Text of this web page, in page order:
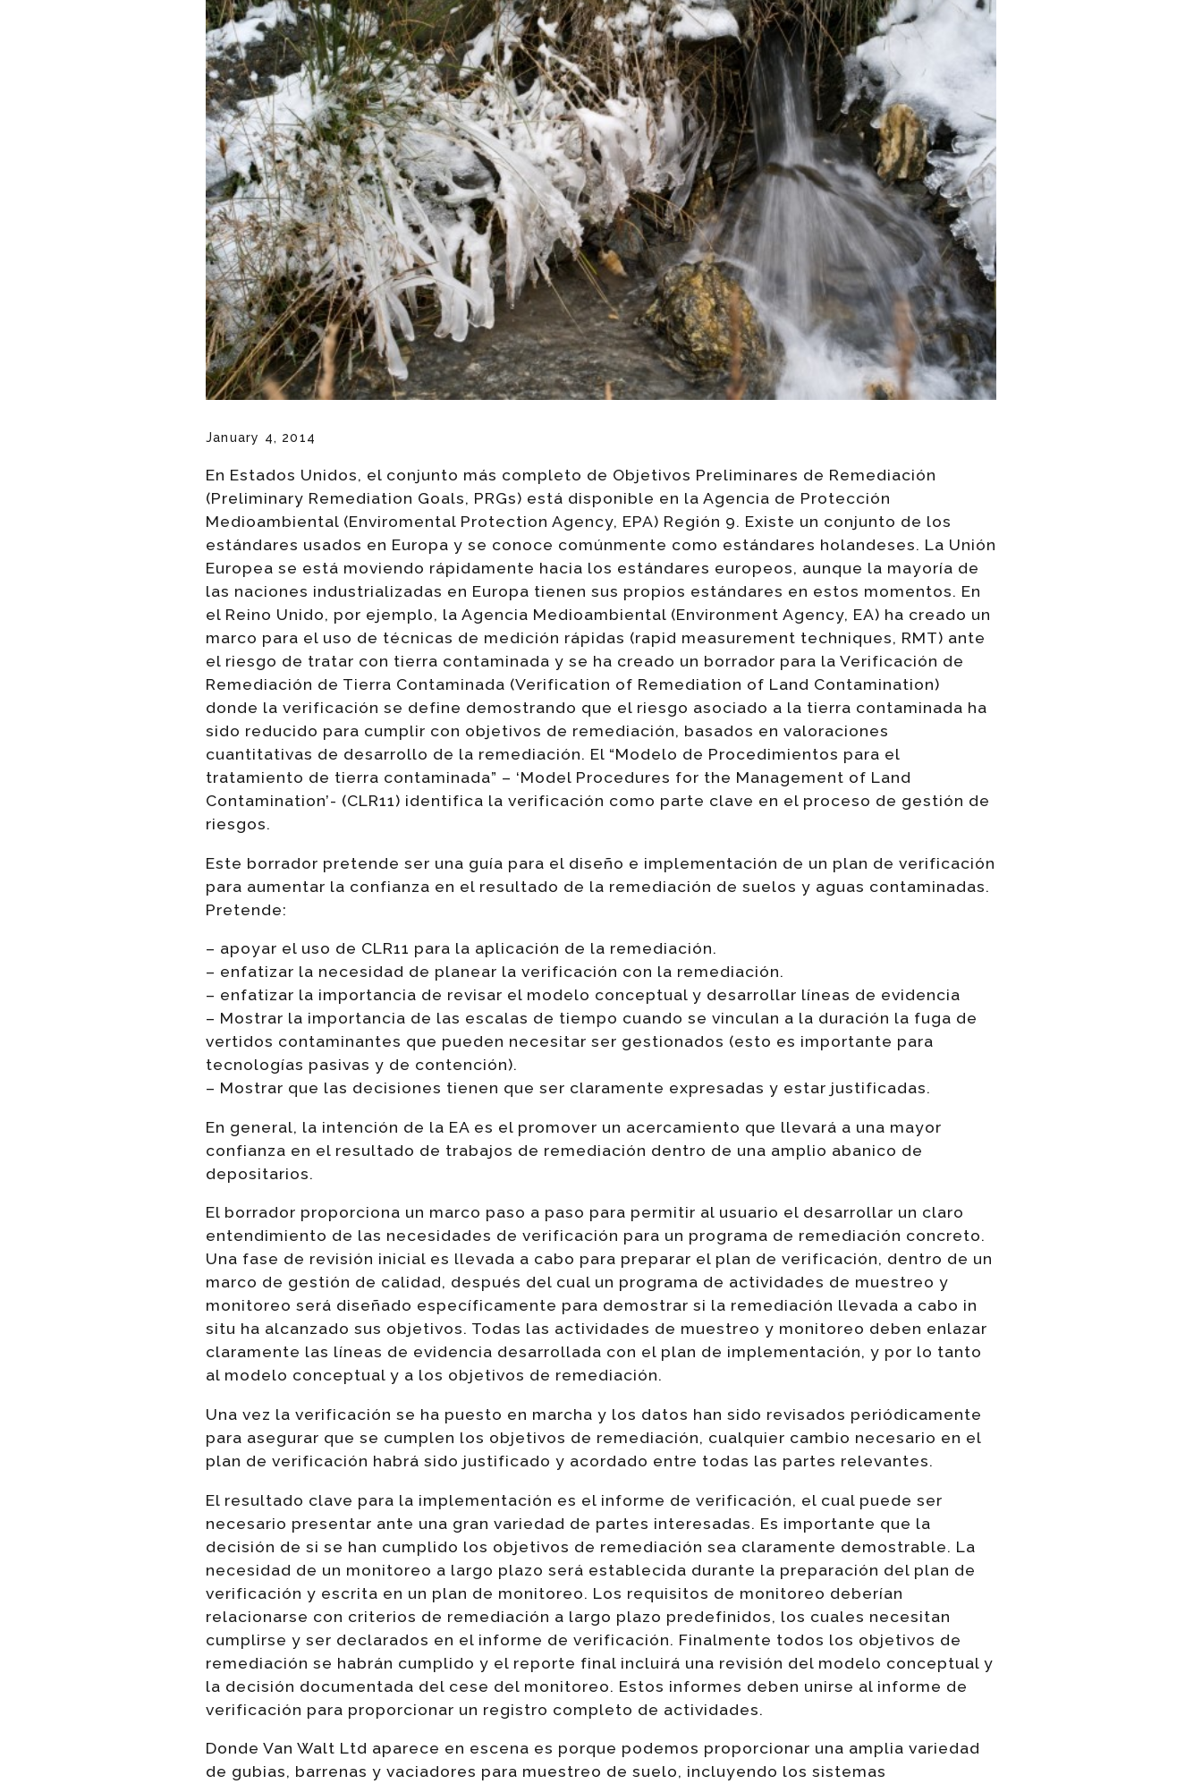
January 4, 2014
En Estados Unidos, el conjunto más completo de Objetivos Preliminares de Remediación
(Preliminary Remediation Goals, PRGs) está disponible en la Agencia de Protección
Medioambiental (Enviromental Protection Agency, EPA) Región 9. Existe un conjunto de los
estándares usados en Europa y se conoce comúnmente como estándares holandeses. La Unión
Europea se está moviendo rápidamente hacia los estándares europeos, aunque la mayoría de
las naciones industrializadas en Europa tienen sus propios estándares en estos momentos. En
el Reino Unido, por ejemplo, la Agencia Medioambiental (Environment Agency, EA) ha creado un
marco para el uso de técnicas de medición rápidas (rapid measurement techniques, RMT) ante
el riesgo de tratar con tierra contaminada y se ha creado un borrador para la Verificación de
Remediación de Tierra Contaminada (Verification of Remediation of Land Contamination)
donde la verificación se define demostrando que el riesgo asociado a la tierra contaminada ha
sido reducido para cumplir con objetivos de remediación, basados en valoraciones
cuantitativas de desarrollo de la remediación. El “Modelo de Procedimientos para el
tratamiento de tierra contaminada” – ‘Model Procedures for the Management of Land
Contamination’- (CLR11) identifica la verificación como parte clave en el proceso de gestión de
riesgos.
Este borrador pretende ser una guía para el diseño e implementación de un plan de verificación
para aumentar la confianza en el resultado de la remediación de suelos y aguas contaminadas.
Pretende:
– apoyar el uso de CLR11 para la aplicación de la remediación.
– enfatizar la necesidad de planear la verificación con la remediación.
– enfatizar la importancia de revisar el modelo conceptual y desarrollar líneas de evidencia
– Mostrar la importancia de las escalas de tiempo cuando se vinculan a la duración la fuga de
vertidos contaminantes que pueden necesitar ser gestionados (esto es importante para
tecnologías pasivas y de contención).
– Mostrar que las decisiones tienen que ser claramente expresadas y estar justificadas.
En general, la intención de la EA es el promover un acercamiento que llevará a una mayor
confianza en el resultado de trabajos de remediación dentro de una amplio abanico de
depositarios.
El borrador proporciona un marco paso a paso para permitir al usuario el desarrollar un claro
entendimiento de las necesidades de verificación para un programa de remediación concreto.
Una fase de revisión inicial es llevada a cabo para preparar el plan de verificación, dentro de un
marco de gestión de calidad, después del cual un programa de actividades de muestreo y
monitoreo será diseñado específicamente para demostrar si la remediación llevada a cabo in
situ ha alcanzado sus objetivos. Todas las actividades de muestreo y monitoreo deben enlazar
claramente las líneas de evidencia desarrollada con el plan de implementación, y por lo tanto
al modelo conceptual y a los objetivos de remediación.
Una vez la verificación se ha puesto en marcha y los datos han sido revisados periódicamente
para asegurar que se cumplen los objetivos de remediación, cualquier cambio necesario en el
plan de verificación habrá sido justificado y acordado entre todas las partes relevantes.
El resultado clave para la implementación es el informe de verificación, el cual puede ser
necesario presentar ante una gran variedad de partes interesadas. Es importante que la
decisión de si se han cumplido los objetivos de remediación sea claramente demostrable. La
necesidad de un monitoreo a largo plazo será establecida durante la preparación del plan de
verificación y escrita en un plan de monitoreo. Los requisitos de monitoreo deberían
relacionarse con criterios de remediación a largo plazo predefinidos, los cuales necesitan
cumplirse y ser declarados en el informe de verificación. Finalmente todos los objetivos de
remediación se habrán cumplido y el reporte final incluirá una revisión del modelo conceptual y
la decisión documentada del cese del monitoreo. Estos informes deben unirse al informe de
verificación para proporcionar un registro completo de actividades.
Donde Van Walt Ltd aparece en escena es porque podemos proporcionar una amplia variedad
de gubias, barrenas y vaciadores para muestreo de suelo, incluyendo los sistemas